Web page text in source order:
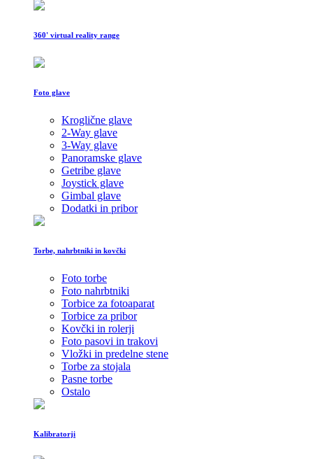
360' virtual reality range
Foto glave
Kroglične glave
2-Way glave
3-Way glave
Panoramske glave
Getribe glave
Joystick glave
Gimbal glave
Dodatki in pribor
Torbe, nahrbtniki in kovčki
Foto torbe
Foto nahrbtniki
Torbice za fotoaparat
Torbice za pribor
Kovčki in rolerji
Foto pasovi in trakovi
Vložki in predelne stene
Torbe za stojala
Pasne torbe
Ostalo
Kalibratorji